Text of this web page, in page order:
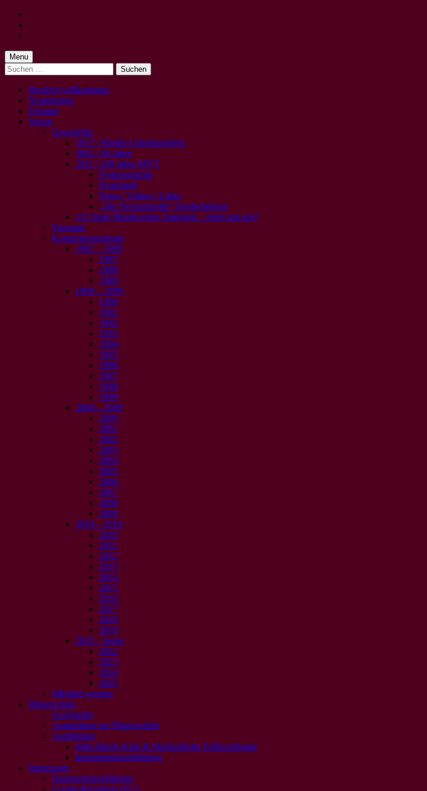
content
footer
Menu
Suchen
nach:
Herzlich willkommen
Neuigkeiten
Termine
Verein
Geschichte
1957 | Wieder-Gründungsfest
2001 | 90 Jahre
2011 | 100 Jahre MVT
Festprogramm
Festschrift
Fotos / Videos / Links
„Die Neckarquelle“ Sonderbeilage
115 Jahre Musikverein Tuningen – feiert mit uns!
Vorstand
Konzertprogramme
1987 – 1989
1987
1988
1989
1990 – 1999
1990
1991
1992
1993
1994
1995
1996
1997
1998
1999
2000 – 2009
2000
2001
2002
2003
2004
2005
2006
2007
2008
2009
2010 – 2019
2010
2011
2012
2013
2014
2015
2016
2017
2018
2019
2022 – heute
2022
2023
2024
2025
Mitglied werden
Bläserschule
Geschichte
Anmeldung zur Bläserschule
Ausbildung
Mini-Musik-Kids & Musikalische Früherziehung
Instrumentalausbildung
Impressum
Datenschutzerklärung
Cookie-Richtlinie (EU)